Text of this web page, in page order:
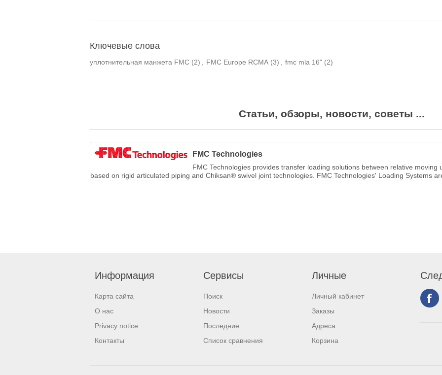
Ключевые слова
уплотнительная манжета FMC (2) FMC Europe RCMA (3) fmc mla 16" (2)
Статьи, обзоры, новости, советы ...
FMC Technologies
FMC Technologies provides transfer loading solutions between relative
based on rigid articulated piping and Chiksan® swivel joint technologies. FMC Technologies' Loading Systems
Информация
Карта сайта
О нас
Privacy notice
Контакты
Сервисы
Поиск
Новости
Последние
Список сравнения
Личные
Личный кабинет
Заказы
Адреса
Корзина